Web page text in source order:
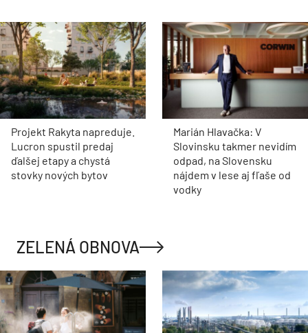
Projekt Rakyta napreduje.
Lucron spustil predaj
ďalšej etapy a chystá
stovky nových bytov
Marián Hlavačka: V
Slovinsku takmer nevidím
odpad, na Slovensku
nájdem v lese aj fľaše od
vodky
ZELENÁ OBNOVA